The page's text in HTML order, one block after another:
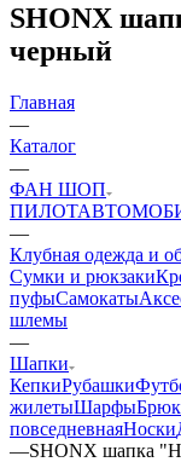
SHONX
черный
Главная
—
Каталог
—
ФАН ШОП
ПИЛОТ
—
Клубная одежда и
Сумки и рюкзаки
пуфыСамокаты
шлемы
—
Шапки
КепкиРубашки
жилетыШарфы
повседневнаяНоски
—SHONX шапка